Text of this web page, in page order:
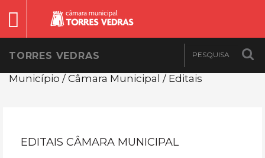
TORRES VEDRAS
Município / Câmara Municipal / Editais
EDITAIS CÂMARA MUNICIPAL